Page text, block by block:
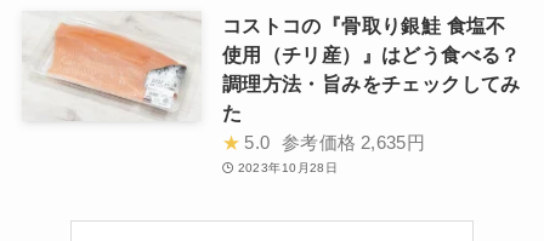
コストコの『骨取り銀鮭 食塩不
使用（チリ産）』はどう食べる？
調理方法・旨みをチェックしてみ
た
★ 5.0 参考価格 2,635円
2023年10月28日